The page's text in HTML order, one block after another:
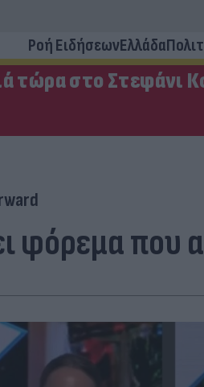
Ροή ΕιδήσεωνΕλλάδα
τώρα στο Στεφάνι
φόρεμα που